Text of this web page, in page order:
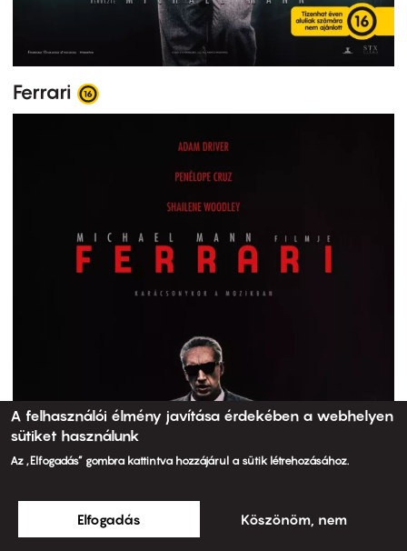
Ferrari
A felhasználói élmény javítása érdekében a webhelyen
sütiket használunk
Az „Elfogadás” gombra kattintva hozzájárul a sütik létrehozásához.
Elfogadás Köszönöm, nem